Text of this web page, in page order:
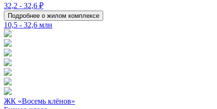
32,2 - 32,6 ₽
Подробнее о жилом комплексе
10,5 - 32,6 млн
ЖК «Восемь клёнов»